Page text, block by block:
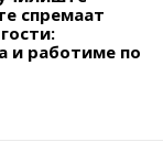
спремаат
и работиме по